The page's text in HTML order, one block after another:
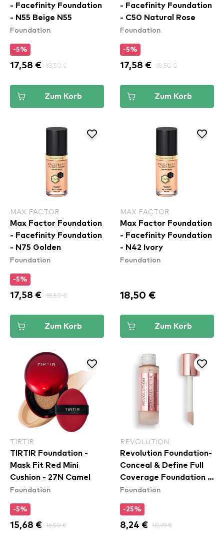
- Facefinity Foundation
- N55 Beige N55
Foundation
-5%
17,58 € 18,50 €
Zum Korb
- Facefinity Foundation
- C50 Natural Rose
Foundation
-5%
17,58 € 18,50 €
Zum Korb
MAX FACTOR
Max Factor Foundation
- Facefinity Foundation
- N75 Golden
Foundation
-5%
17,58 € 18,50 €
Zum Korb
MAX FACTOR
Max Factor Foundation
- Facefinity Foundation
- N42 Ivory
Foundation
18,50 €
Zum Korb
TIRTIR
TIRTIR Foundation -
Mask Fit Red Mini
Cushion - 27N Camel
Foundation
-5%
15,68 € 16,50 €
REVOLUTION
Revolution Foundation-
Conceal & Define Full
Coverage Foundation -
F3
Foundation
-25%
8,24 € 10,99 €